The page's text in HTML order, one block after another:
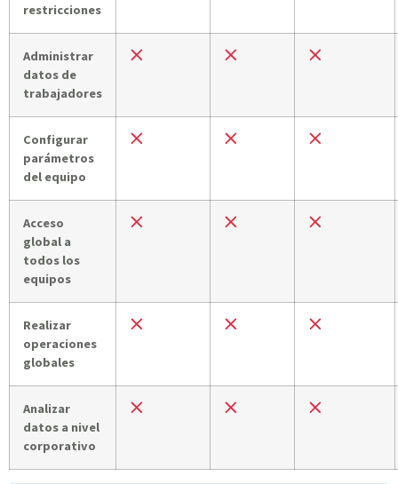
restricciones
Administrar
datos de
trabajadores
Configurar
parámetros
del equipo
Acceso
global a
todos los
equipos
Realizar
operaciones
globales
Analizar
datos a nivel
corporativo